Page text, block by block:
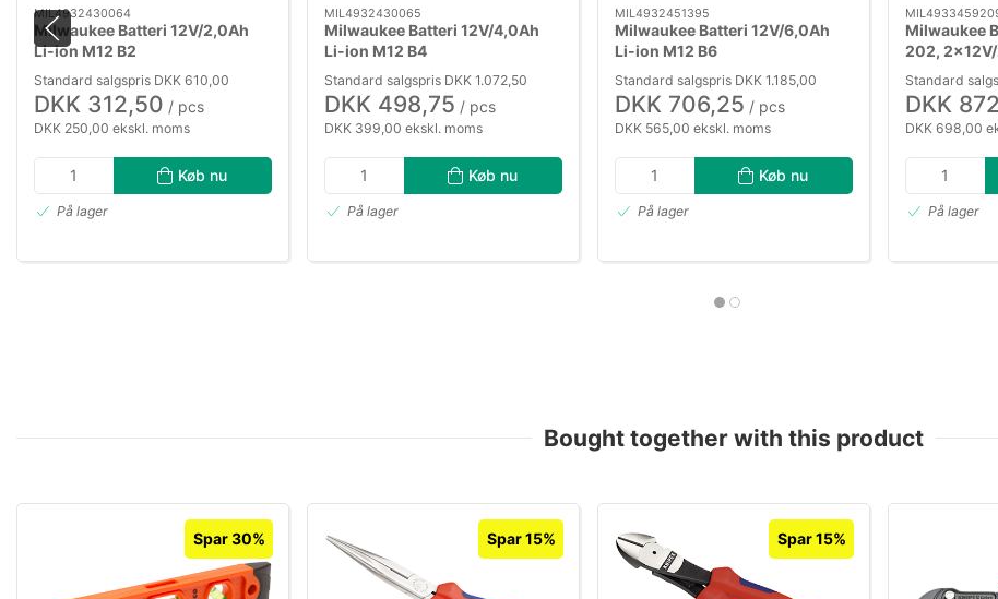
MIL4932430064
Milwaukee Batteri 12V/2,0Ah
Li-ion M12 B2
Standard salgspris DKK 610,00
DKK 312,50 / pcs
DKK 250,00 ekskl. moms
Køb nu
På lager
MIL4932430065
Milwaukee Batteri 12V/4,0Ah
Li-ion M12 B4
Standard salgspris DKK 1.072,50
DKK 498,75 / pcs
DKK 399,00 ekskl. moms
Køb nu
På lager
MIL4932451395
Milwaukee Batteri 12V/6,0Ah
Li-ion M12 B6
Standard salgspris DKK 1.185,00
DKK 706,25 / pcs
DKK 565,00 ekskl. moms
Køb nu
På lager
Milwaukee
202,
Standard
DKK
DKK 698,00
På lager
Bought together with this product
Spar 30% Spar 15% Spar 15%